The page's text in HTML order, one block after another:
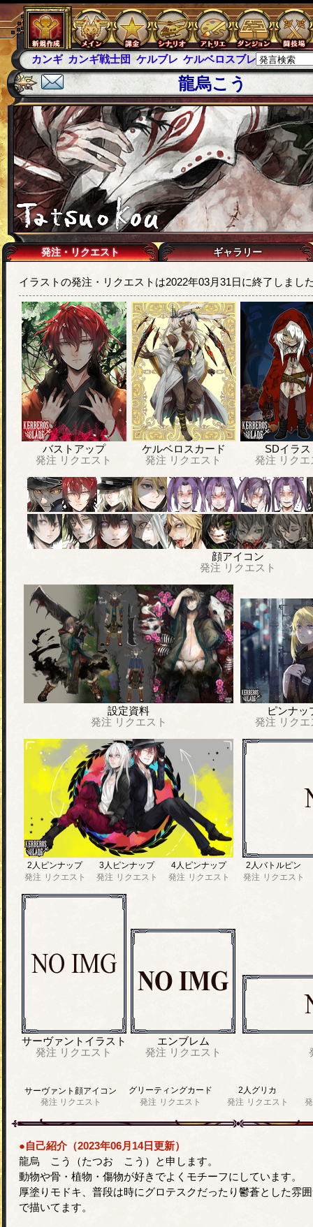
カンギ カンギ戦士団 ケルブレ ケルベロスブレイド スパ
龍烏こう
発注・リクエスト ギャラリー
イラストの発注・リクエストは2022年03月31日に終了しまし
バストアップ
発注 リクエスト
ケルベロスカード
発注 リクエスト
SDイラス
発注 リク
顔アイコン
発注 リクエスト
設定資料
発注 リクエスト
ピンナッ
発注 リク
2人ピンナップ
発注 リクエスト
3人ピンナップ
発注 リクエスト
4人ピンナップ
発注 リクエスト
2人バトルピン
発注 リクエスト
サーヴァントイラスト
発注 リクエスト
エンブレム
発注 リクエスト
サーヴァント顔アイコン
発注 リクエスト
グリーティングカード
発注 リクエスト
2人グリカ
発注 リクエスト
●自己紹介（2023年06月14日更新）
龍烏 こう（たつお こう）と申します。
動物や骨・植物・傷物が好きでよくモチーフにしています。
厚塗りモドキ、普段は時にグロテスクだったり鬱蒼とした雰
で描いてます。